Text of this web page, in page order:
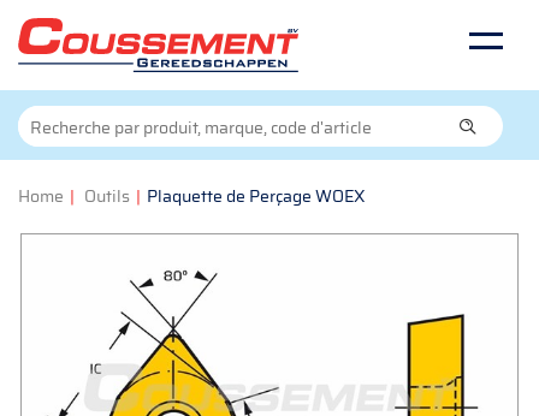
Home | Outils | Plaquette de Perçage WOEX